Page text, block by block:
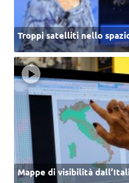
Troppi satelliti nello
Mappe di visibilità